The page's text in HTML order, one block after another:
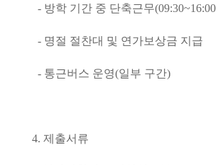
- 방학 기간 중 단축근무(09:30~16:00
- 명절 절찬대 및 연가보상금 지급
- 통근버스 운영(일부 구간)
4. 제출서류